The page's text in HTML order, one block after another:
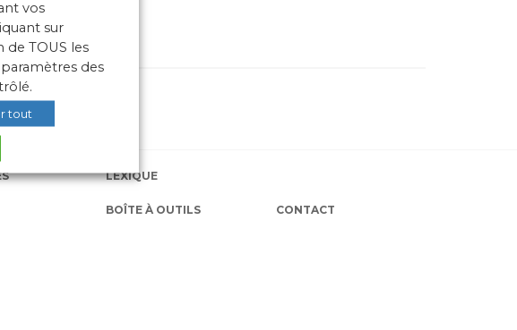
LEXIQUE
BOÎTE À OUTILS CONTACT
vos
sur
de TOUS les
des
tout